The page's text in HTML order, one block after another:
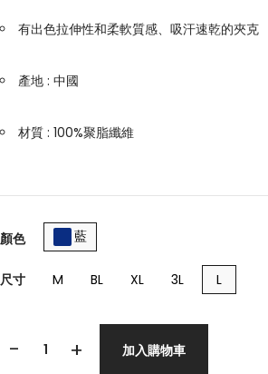
有出色拉伸性和柔軟質感、吸汗速乾的夾克
產地 : 中國
材質 : 100%聚脂纖維
顏色 藍
尺寸 M BL XL 3L L
- + 加入購物車